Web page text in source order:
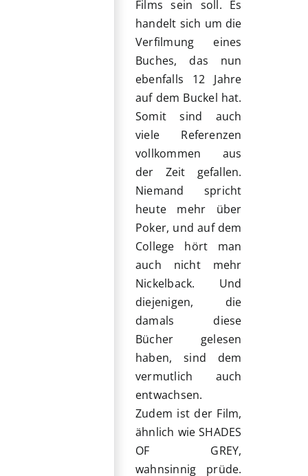
Films sein soll. Es
handelt sich um die
Verfilmung eines
Buches, das nun
ebenfalls 12 Jahre
auf dem Buckel hat.
Somit sind auch
viele Referenzen
vollkommen aus
der Zeit gefallen.
Niemand spricht
heute mehr über
Poker, und auf dem
College hört man
auch nicht mehr
Nickelback. Und
diejenigen, die
damals diese
Bücher gelesen
haben, sind dem
vermutlich auch
entwachsen.
Zudem ist der Film,
ähnlich wie SHADES
OF GREY,
wahnsinnig prüde.